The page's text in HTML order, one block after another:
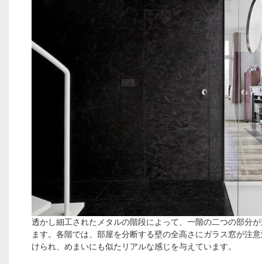
透かし細工されたメタルの階段によって、一階の二つの部分
ます。各階では、部屋を分断する壁の全高さにガラス窓が注
けられ、めまいにも似たリアルな感じを与えています。